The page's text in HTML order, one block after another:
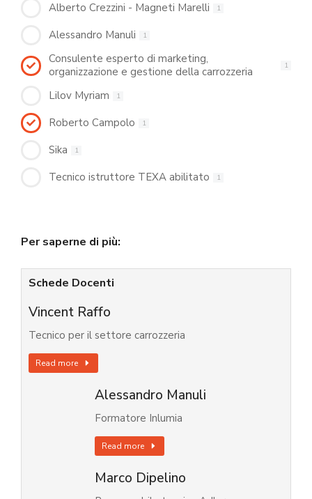
Alberto Crezzini - Magneti Marelli 1
Alessandro Manuli 1
Consulente esperto di marketing,
organizzazione e gestione della carrozzeria
1
Lilov Myriam 1
Roberto Campolo 1
Sika 1
Tecnico istruttore TEXA abilitato 1
Per saperne di più:
Schede Docenti
Vincent Raffo
Tecnico per il settore carrozzeria
Read more
Alessandro Manuli
Formatore Inlumia
Read more
Marco Dipelino